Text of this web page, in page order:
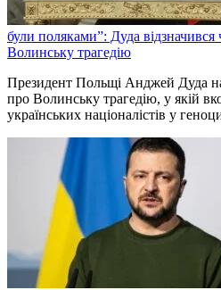
були поляками”: Дуда
Волинську трагедію
Президент Польщі Анджей Дуда
про Волинську трагедію, у якій
українських націоналістів у